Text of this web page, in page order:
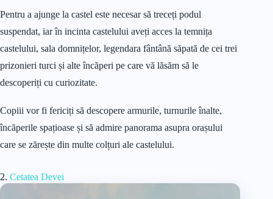
Pentru a ajunge la castel este necesar să treceți podul
suspendat, iar în incinta castelului aveți acces la temnița
castelului, sala domnițelor, legendara fântână săpată de cei trei
prizonieri turci și alte încăperi pe care vă lăsăm să le
descoperiți cu curiozitate.
Copiii vor fi fericiți să descopere armurile, turnurile înalte,
încăperile spațioase și să admire panorama asupra orașului
care se zărește din multe colțuri ale castelului.
2. Cetatea Devei